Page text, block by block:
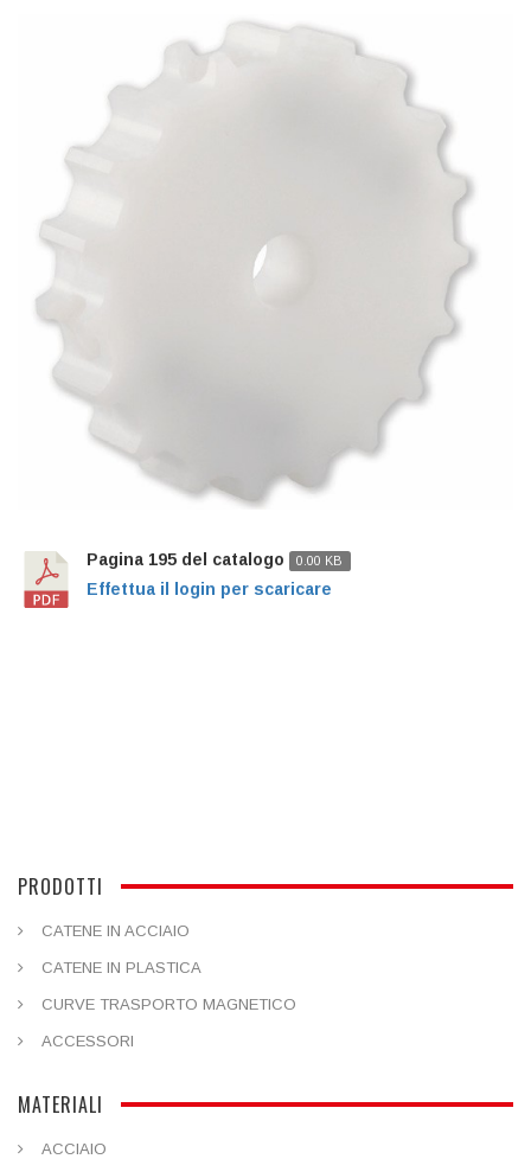
Pagina 195 del catalogo 0.00 KB
Effettua il login per scaricare
PRODOTTI
CATENE IN ACCIAIO
CATENE IN PLASTICA
CURVE TRASPORTO MAGNETICO
ACCESSORI
MATERIALI
ACCIAIO